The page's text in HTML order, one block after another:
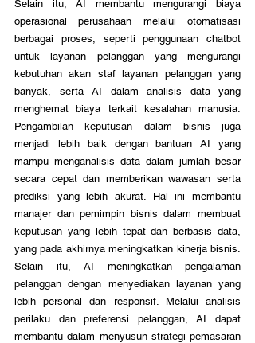
Selain itu, AI membantu mengurangi biaya
operasional perusahaan melalui otomatisasi
berbagai proses, seperti penggunaan chatbot
untuk layanan pelanggan yang mengurangi
kebutuhan akan staf layanan pelanggan yang
banyak, serta AI dalam analisis data yang
menghemat biaya terkait kesalahan manusia.
Pengambilan keputusan dalam bisnis juga
menjadi lebih baik dengan bantuan AI yang
mampu menganalisis data dalam jumlah besar
secara cepat dan memberikan wawasan serta
prediksi yang lebih akurat. Hal ini membantu
manajer dan pemimpin bisnis dalam membuat
keputusan yang lebih tepat dan berbasis data,
yang pada akhirnya meningkatkan kinerja bisnis.
Selain itu, AI meningkatkan pengalaman
pelanggan dengan menyediakan layanan yang
lebih personal dan responsif. Melalui analisis
perilaku dan preferensi pelanggan, AI dapat
membantu dalam menyusun strategi pemasaran